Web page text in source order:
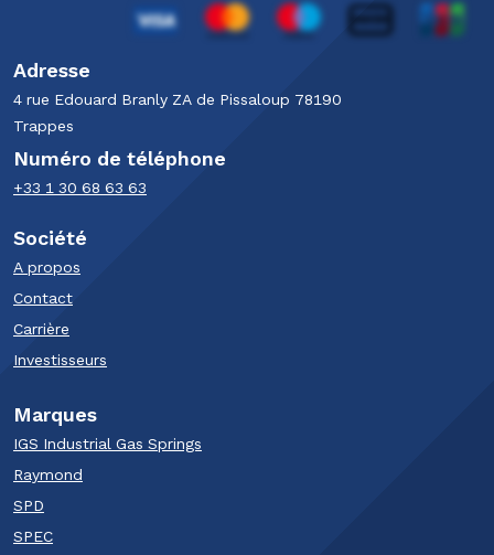
Adresse
4 rue Edouard Branly​ ZA de Pissaloup​ 78190
Trappes​
Numéro de téléphone
+33 1 30 68 63 63​
Société
A propos
Contact
Carrière
Investisseurs
Marques
IGS Industrial Gas Springs
Raymond
SPD
SPEC